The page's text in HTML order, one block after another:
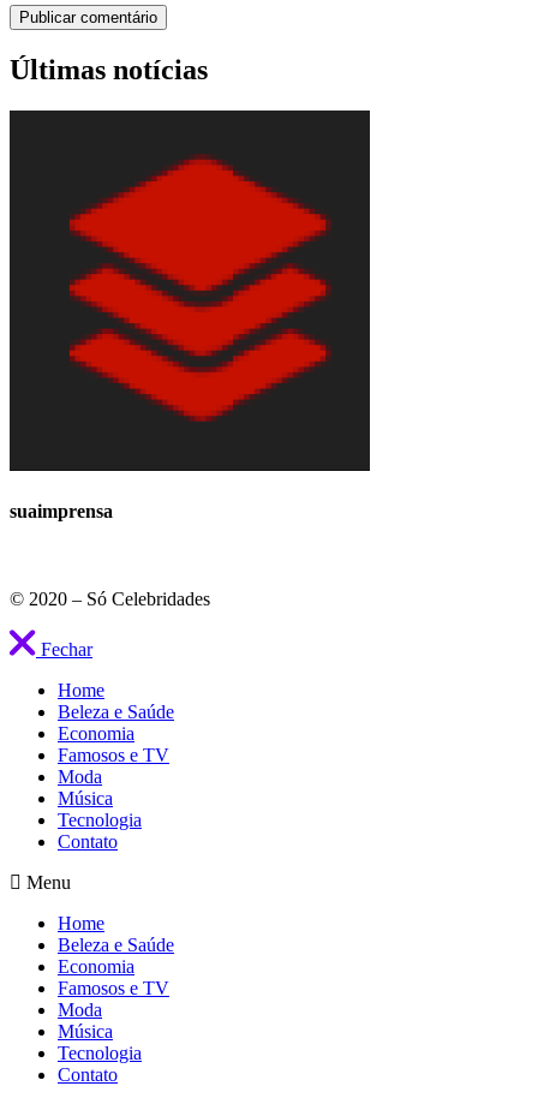
Últimas notícias
suaimprensa
© 2020 – Só Celebridades
Fechar
Home
Beleza e Saúde
Economia
Famosos e TV
Moda
Música
Tecnologia
Contato
Menu
Home
Beleza e Saúde
Economia
Famosos e TV
Moda
Música
Tecnologia
Contato